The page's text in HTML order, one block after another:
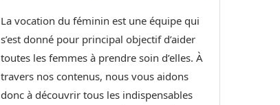
La vocation du féminin est une équipe qui
s’est donné pour principal objectif d’aider
toutes les femmes à prendre soin d’elles. À
travers nos contenus, nous vous aidons
donc à découvrir tous les indispensables